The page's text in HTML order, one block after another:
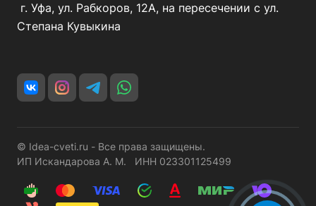
г. Уфа, ул. Рабкоров, 12А, на пересечении с ул.
Степана Кувыкина
© Idea-cveti.ru - Все права защищены.
ИП Искандарова А. М. ИНН 023301125499